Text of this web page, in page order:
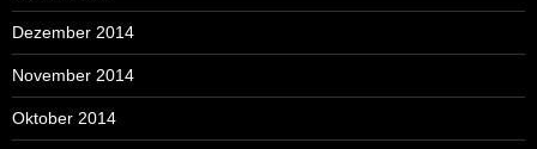
Dezember 2014
November 2014
Oktober 2014